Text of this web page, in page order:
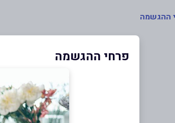
ההגשמה
פרחי ההגשמה